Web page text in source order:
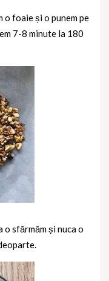
o foaie și o punem pe
7-8 minute la 180
o sfărmăm și nuca o